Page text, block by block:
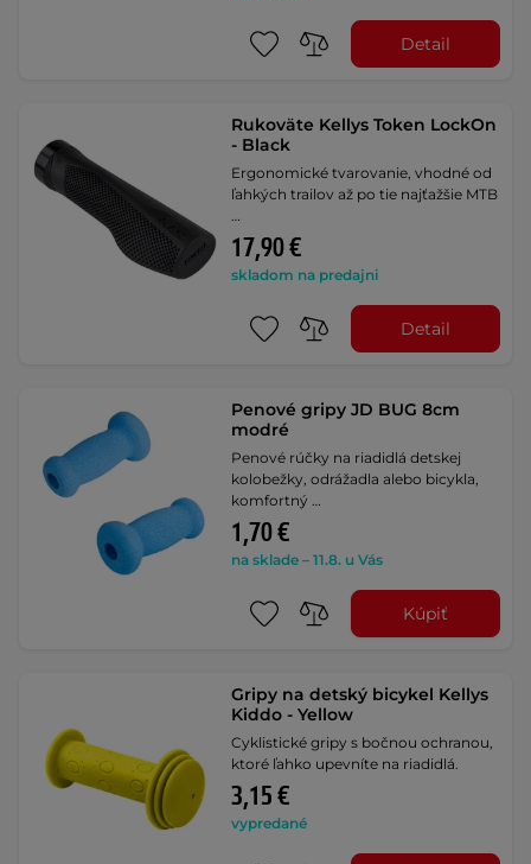
Detail
Rukoväte Kellys Token LockOn
- Black
Ergonomické tvarovanie, vhodné od
ľahkých trailov až po tie najťažšie MTB
…
17,90 €
skladom na predajni
Detail
Penové gripy JD BUG 8cm
modré
Penové rúčky na riadidlá detskej
kolobežky, odrážadla alebo bicykla,
komfortný …
1,70 €
na sklade – 11.8. u Vás
Kúpiť
Gripy na detský bicykel Kellys
Kiddo - Yellow
Cyklistické gripy s bočnou ochranou,
ktoré ľahko upevníte na riadidlá.
3,15 €
vypredané